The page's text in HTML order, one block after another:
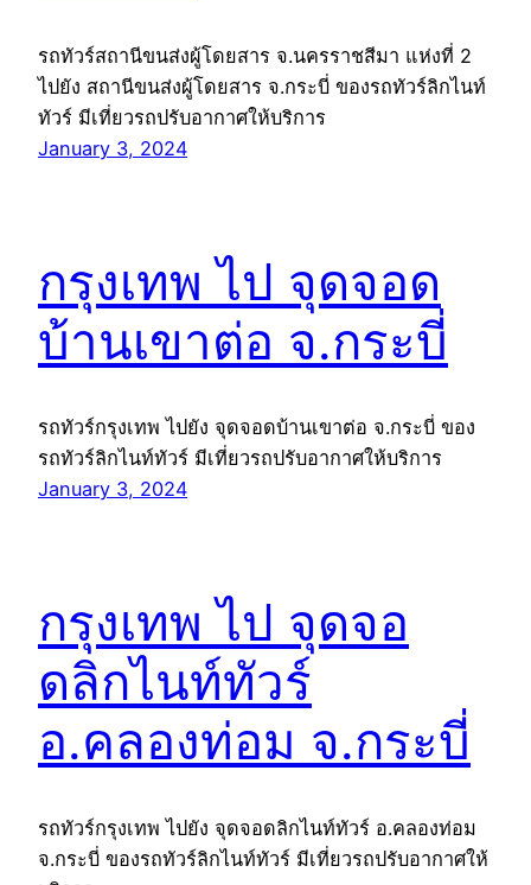
รถทัวร์สถานีขนส่งผู้โดยสาร จ.นครราชสีมา แห่งที่ 2
ไปยัง สถานีขนส่งผู้โดยสาร จ.กระบี่ ของรถทัวร์ลิกไนท์
ทัวร์ มีเที่ยวรถปรับอากาศให้บริการ
January 3, 2024
กรุงเทพ ไป จุดจอด
บ้านเขาต่อ จ.กระบี่
รถทัวร์กรุงเทพ ไปยัง จุดจอดบ้านเขาต่อ จ.กระบี่ ของ
รถทัวร์ลิกไนท์ทัวร์ มีเที่ยวรถปรับอากาศให้บริการ
January 3, 2024
กรุงเทพ ไป จุดจอ
ดลิกไนท์ทัวร์
อ.คลองท่อม จ.กระบี่
รถทัวร์กรุงเทพ ไปยัง จุดจอดลิกไนท์ทัวร์ อ.คลองท่อม
จ.กระบี่ ของรถทัวร์ลิกไนท์ทัวร์ มีเที่ยวรถปรับอากาศให้